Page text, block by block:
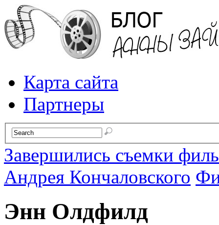
Карта сайта
Партнеры
Завершились съемки
Андрея Кончаловского
Энн Олдфилд